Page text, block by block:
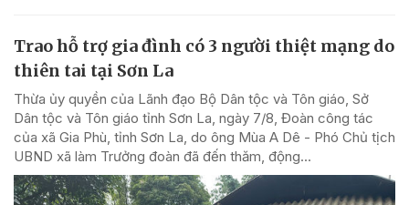
Trao hỗ trợ gia đình có 3 người thiệt mạng do
thiên tai tại Sơn La
Thừa ủy quyền của Lãnh đạo Bộ Dân tộc và Tôn giáo, Sở
Dân tộc và Tôn giáo tỉnh Sơn La, ngày 7/8, Đoàn công tác
của xã Gia Phù, tỉnh Sơn La, do ông Mùa A Dê - Phó Chủ tịch
UBND xã làm Trưởng đoàn đã đến thăm, động...